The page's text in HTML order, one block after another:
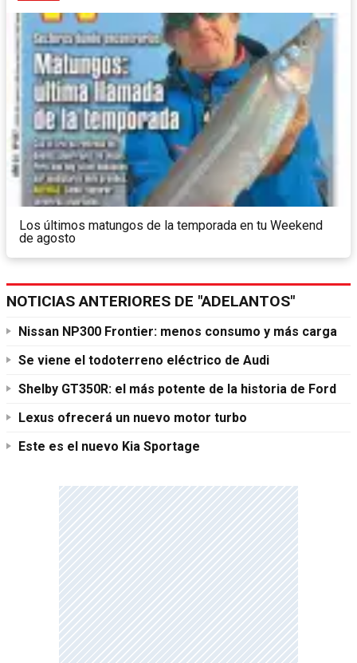
Los últimos matungos de la temporada en tu Weekend
de agosto
NOTICIAS ANTERIORES DE "ADELANTOS"
Nissan NP300 Frontier: menos consumo y más carga
Se viene el todoterreno eléctrico de Audi
Shelby GT350R: el más potente de la historia de Ford
Lexus ofrecerá un nuevo motor turbo
Este es el nuevo Kia Sportage